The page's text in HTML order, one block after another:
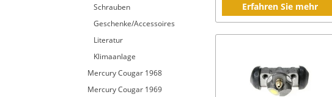
Schrauben
Geschenke/Accessoires
Literatur
Klimaanlage
Mercury Cougar 1968
Mercury Cougar 1969
Erfahren Sie mehr